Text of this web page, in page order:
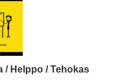
/ Helppo / Tehokas